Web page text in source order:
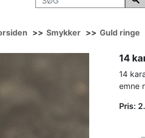
>> Smykker >> Guld ringe
14
14
emne
Pris: